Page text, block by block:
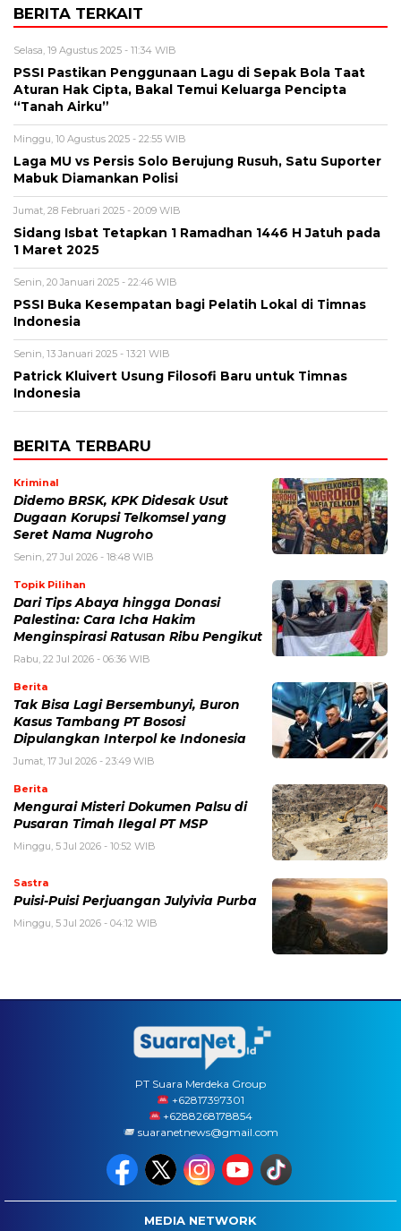
BERITA TERKAIT
Selasa, 19 Agustus 2025 - 11:34 WIB
PSSI Pastikan Penggunaan Lagu di Sepak Bola Taat
Aturan Hak Cipta, Bakal Temui Keluarga Pencipta
“Tanah Airku”
Minggu, 10 Agustus 2025 - 22:55 WIB
Laga MU vs Persis Solo Berujung Rusuh, Satu Suporter
Mabuk Diamankan Polisi
Jumat, 28 Februari 2025 - 20:09 WIB
Sidang Isbat Tetapkan 1 Ramadhan 1446 H Jatuh pada
1 Maret 2025
Senin, 20 Januari 2025 - 22:46 WIB
PSSI Buka Kesempatan bagi Pelatih Lokal di Timnas
Indonesia
Senin, 13 Januari 2025 - 13:21 WIB
Patrick Kluivert Usung Filosofi Baru untuk Timnas
Indonesia
BERITA TERBARU
Kriminal
Didemo BRSK, KPK Didesak Usut
Dugaan Korupsi Telkomsel yang
Seret Nama Nugroho
Senin, 27 Jul 2026 - 18:48 WIB
Topik Pilihan
Dari Tips Abaya hingga Donasi
Palestina: Cara Icha Hakim
Menginspirasi Ratusan Ribu Pengikut
Rabu, 22 Jul 2026 - 06:36 WIB
Berita
Tak Bisa Lagi Bersembunyi, Buron
Kasus Tambang PT Bososi
Dipulangkan Interpol ke Indonesia
Jumat, 17 Jul 2026 - 23:49 WIB
Berita
Mengurai Misteri Dokumen Palsu di
Pusaran Timah Ilegal PT MSP
Minggu, 5 Jul 2026 - 10:52 WIB
Sastra
Puisi-Puisi Perjuangan Julyivia Purba
Minggu, 5 Jul 2026 - 04:12 WIB
PT Suara Merdeka Group
‪+62817397301
+6288268178854
suaranetnews@gmail.com
MEDIA NETWORK